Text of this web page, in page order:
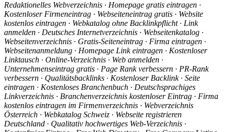
Redaktionelles Webverzeichnis · Homepage gratis eintragen ·
Kostenloser Firmeneintrag · Webseiteneintrag gratis · Website
kostenlos eintragen · Webkatalog ohne Backlinkpflicht · Link
anmelden · Deutsches Internetverzeichnis · Webseitenkatalog ·
Webseitenverzeichnis · Gratis-Seiteneintrag · Firma eintragen ·
Webseitenanmeldung · Homepage Link eintragen · Kostenloser
Linktausch · Online-Verzeichnis · Web anmelden ·
Unternehmenseintrag gratis · Page Rank verbessern · PR-Rank
verbessern · Qualitätsbacklinks · Kostenloser Backlink · Seite
eintragen · Kostenloses Branchenbuch · Deutschsprachiges
Linkverzeichnis · Branchenverzeichnis kostenloser Eintrag · Firma
kostenlos eintragen im Firmenverzeichnis · Webverzeichnis
Österreich · Webkatalog Schweiz · Webseite registrieren
Deutschland · Qualitativ hochwertiges Web-Verzeichnis ·